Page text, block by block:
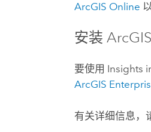
ArcGIS Online
安装
要使用 Insights
ArcGIS
有关详细信息，